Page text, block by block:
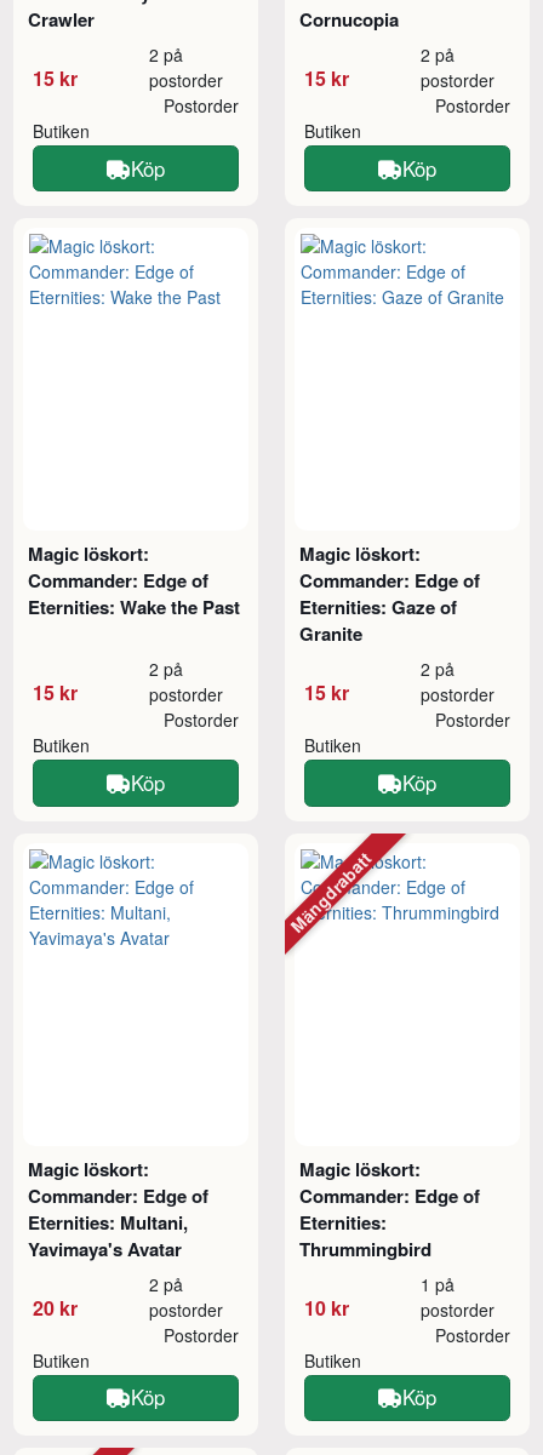
Crawler
15 kr
2 på
postorder
Butiken
Postorder
Köp
Cornucopia
15 kr
2 på
postorder
Butiken
Postorder
Köp
Magic löskort:
Commander: Edge of
Eternities: Wake the Past
15 kr
2 på
postorder
Butiken
Postorder
Köp
Magic löskort:
Commander: Edge of
Eternities: Gaze of
Granite
15 kr
2 på
postorder
Butiken
Postorder
Köp
Magic löskort:
Commander: Edge of
Eternities: Multani,
Yavimaya's Avatar
20 kr
2 på
postorder
Butiken
Postorder
Köp
Magic löskort:
Commander: Edge of
Eternities:
Thrummingbird
10 kr
1 på
postorder
Butiken
Postorder
Köp
Mängdrabatt